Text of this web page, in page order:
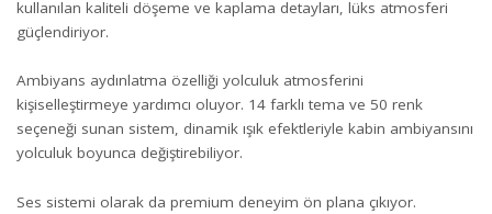
kullanılan kaliteli döşeme ve kaplama detayları, lüks atmosferi
güçlendiriyor.
Ambiyans aydınlatma özelliği yolculuk atmosferini
kişiselleştirmeye yardımcı oluyor. 14 farklı tema ve 50 renk
seçeneği sunan sistem, dinamik ışık efektleriyle kabin ambiyansını
yolculuk boyunca değiştirebiliyor.
Ses sistemi olarak da premium deneyim ön plana çıkıyor.